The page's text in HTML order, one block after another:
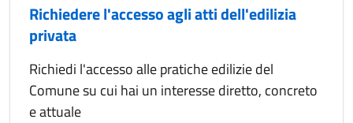
Richiedere l'accesso agli atti dell'edilizia
privata
Richiedi l'accesso alle pratiche edilizie del
Comune su cui hai un interesse diretto, concreto
e attuale